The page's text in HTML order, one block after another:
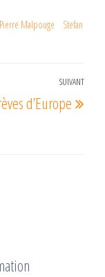
Pierre Malpouge Stefan
SUIVANT
d’Europe